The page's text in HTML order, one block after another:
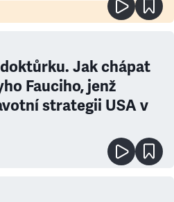
Jak chápat
Fauciho, jenž
strategii USA v